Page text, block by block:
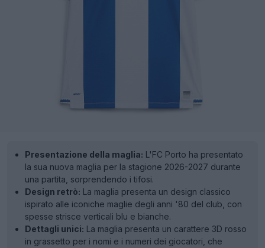
Presentazione della maglia: L'FC Porto ha presentato
la sua nuova maglia per la stagione 2026-2027 durante
una partita, sorprendendo i tifosi.
Design retrò: La maglia presenta un design classico
ispirato alle iconiche maglie degli anni '80 del club, con
spesse strisce verticali blu e bianche.
Dettagli unici: La maglia presenta un carattere 3D rosso
in grassetto per i nomi e i numeri dei giocatori, che